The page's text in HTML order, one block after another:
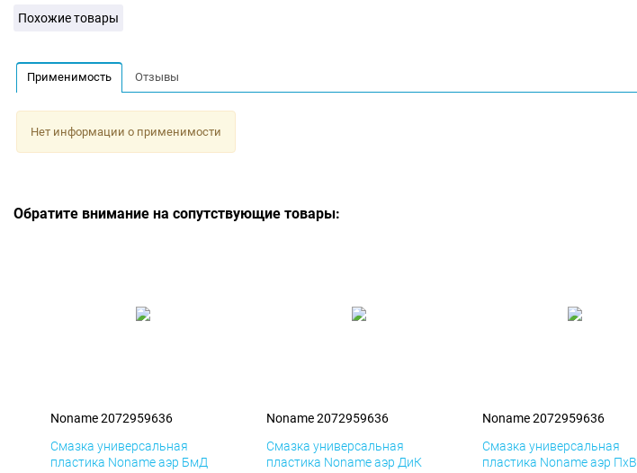
Похожие товары
Применимость Отзывы
Нет информации о применимости
Обратите внимание на сопутствующие товары:
Noname 2072959636
Смазка универсальная
пластика Noname аэр БмД
Noname 2072959636
Смазка универсальная
пластика Noname аэр ДиК
Noname 2072959636
Смазка универсальная
пластика Noname аэр ПхВ